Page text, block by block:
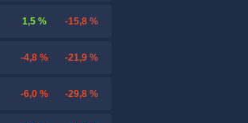
1,5 % -15,8 %
-4,8 % -21,9 %
-6,0 % -29,8 %